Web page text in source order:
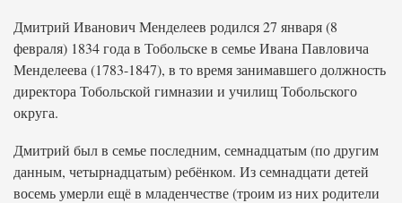
Дмитрий Иванович Менделеев родился 27 января (8
февраля) 1834 года в Тобольске в семье Ивана Павловича
Менделеева (1783-1847), в то время занимавшего должность
директора Тобольской гимназии и училищ Тобольского
округа.
Дмитрий был в семье последним, семнадцатым (по другим
данным, четырнадцатым) ребёнком. Из семнадцати детей
восемь умерли ещё в младенчестве (троим из них родители